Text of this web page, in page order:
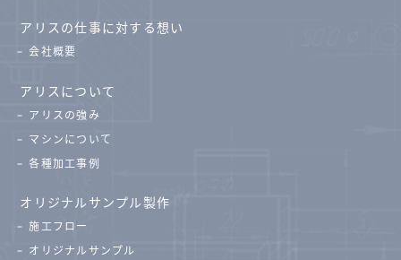
アリスの仕事に対する想い
会社概要
アリスについて
アリスの強み
マシンについて
各種加工事例
オリジナルサンプル製作
施工フロー
オリジナルサンプル